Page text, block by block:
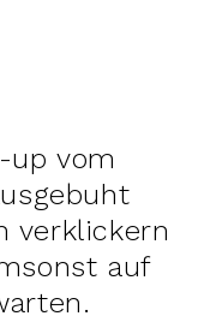
up vom
verklickern
auf